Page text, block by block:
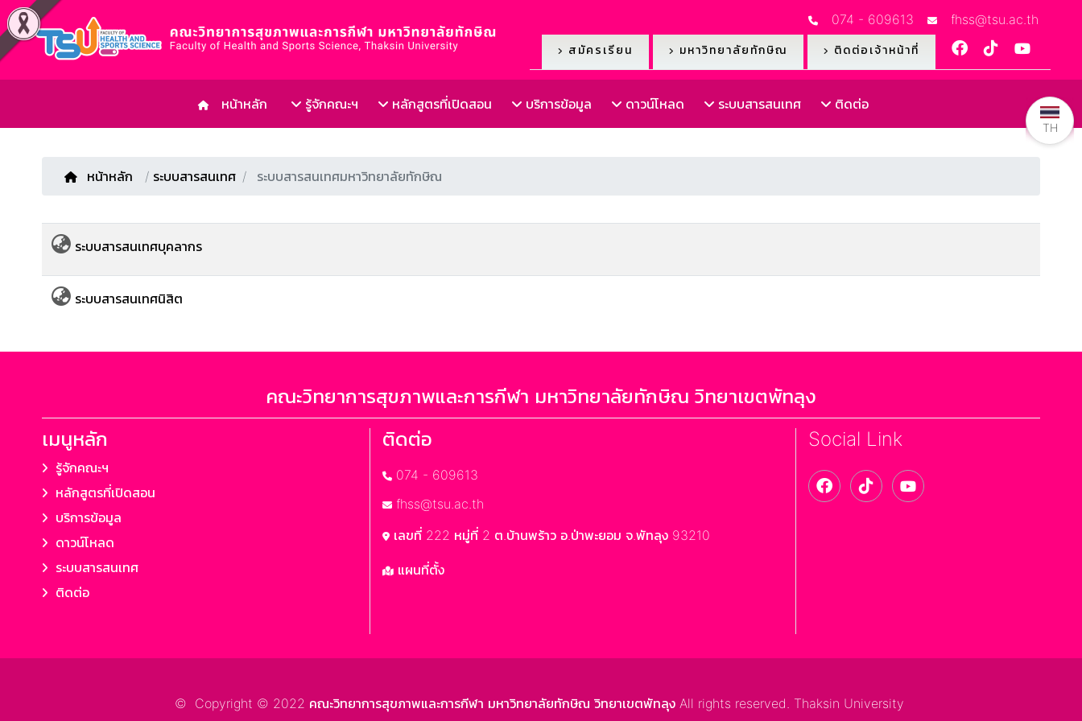
074 - 609613 fhss@tsu.ac.th
สมัครเรียน มหาวิทยาลัยทักษิณ ติดต่อเจ้าหน้าที่
หน้าหลัก รู้จักคณะฯ หลักสูตรที่เปิดสอน บริการข้อมูล ดาวน์โหลด ระบบสารสนเทศ ติดต่อ
หน้าหลัก / ระบบสารสนเทศ ระบบสารสนเทศมหาวิทยาลัยทักษิณ
ระบบสารสนเทศบุคลากร
ระบบสารสนเทศนิสิต
คณะวิทยาการสุขภาพและการกีฬา มหาวิทยาลัยทักษิณ วิทยาเขตพัทลุง
เมนูหลัก
รู้จักคณะฯ
หลักสูตรที่เปิดสอน
บริการข้อมูล
ดาวน์โหลด
ระบบสารสนเทศ
ติดต่อ
ติดต่อ
074 - 609613
fhss@tsu.ac.th
เลขที่ 222 หมู่ที่ 2 ต.บ้านพร้าว อ.ป่าพะยอม จ.พัทลุง 93210
แผนที่ตั้ง
Social Link
© Copyright © 2022 คณะวิทยาการสุขภาพและการกีฬา มหาวิทยาลัยทักษิณ วิทยาเขตพัทลุง All rights reserved. Thaksin University
TH